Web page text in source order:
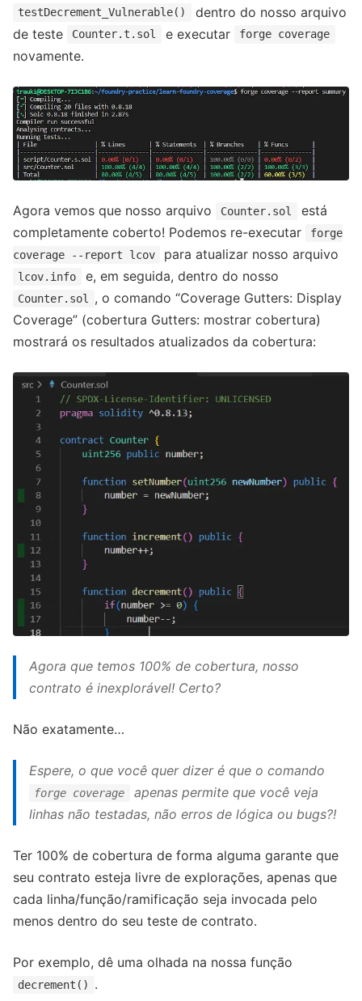
testDecrement_Vulnerable()
dentro do nosso arquivo
de teste
Counter.t.sol e executar forge coverage
novamente.
Agora vemos que nosso arquivo Counter.sol
está
completamente coberto! Podemos re-executar
forge
coverage --report lcov
para atualizar nosso arquivo
lcov.info e, em seguida, dentro do nosso
Counter.sol
, o comando “Coverage Gutters: Display
Coverage” (cobertura Gutters: mostrar cobertura)
mostrará os resultados atualizados da cobertura:
Agora que temos 100% de cobertura, nosso
contrato é inexplorável! Certo?
Não exatamente…
Espere, o que você quer dizer é que o comando
forge coverage
apenas permite que você veja
linhas não testadas, não erros de lógica ou bugs?!
Ter 100% de cobertura de forma alguma garante que
seu contrato esteja livre de explorações, apenas que
cada linha/função/ramificação seja invocada pelo
menos dentro do seu teste de contrato.
Por exemplo, dê uma olhada na nossa função
decrement() .